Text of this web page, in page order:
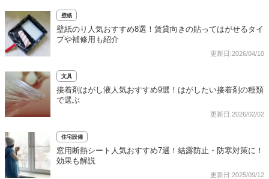
壁紙
壁紙のり人気おすすめ8選！賃貸向きの貼ってはがせるタイ
プや補修用も紹介
更新日:2026/04/10
文具
接着剤はがし液人気おすすめ9選！はがしたい接着剤の種類
で選ぶ
更新日:2026/02/02
住宅設備
窓用断熱シート人気おすすめ7選！結露防止・防寒対策に！
効果も解説
更新日:2025/09/12